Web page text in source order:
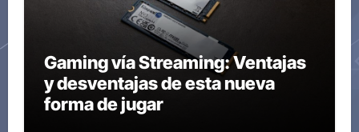
Gaming vía Streaming: Ventajas
y desventajas de esta nueva
forma de jugar